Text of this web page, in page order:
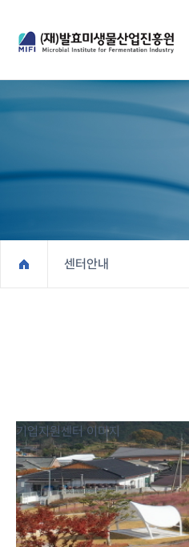
센터안내
기업지원센터 이미지